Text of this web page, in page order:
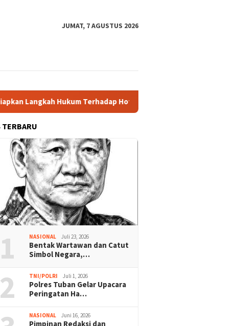
JUMAT, 7 AGUSTUS 2026
Hukum Terhadap Hotman Paris
TERBARU
1 NASIONAL Juli 23, 2026
Bentak Wartawan dan Catut
Simbol Negara,…
2 TNI/POLRI Juli 1, 2026
Polres Tuban Gelar Upacara
Peringatan Ha…
NASIONAL Juni 16, 2026
Pimpinan Redaksi dan